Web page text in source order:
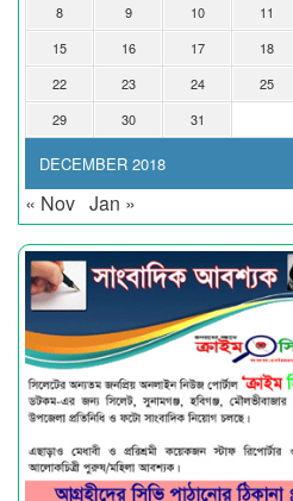
DECEMBER 2018
8
9 10 11
15
16 17 18
22
23 24 25
29
30 31
« Nov Jan »